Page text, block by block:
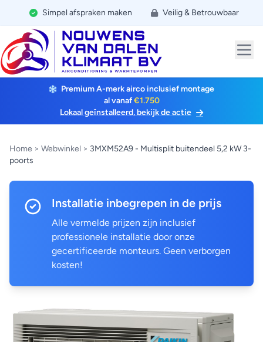
Simpel afspraken maken Veilig & Betrouwbaar
Premium A-merk airco inclusief montage
al vanaf€1.750
Lokaal geïnstalleerd, bekijk de actie
Home > Webwinkel > 3MXM52A9 - Multisplit buitendeel 5,2 kW 3-
poorts
Installatie inbegrepen in de prijs
Alle vermelde prijzen zijn inclusief
professionele installatie door onze
gecertificeerde monteurs. Geen verborgen
kosten!